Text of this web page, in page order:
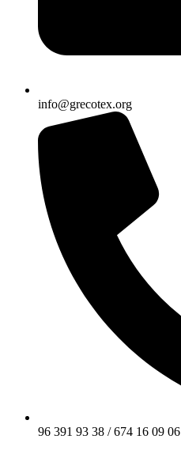
info@grecotex.org
96 391 93 38 / 674 16 09 06